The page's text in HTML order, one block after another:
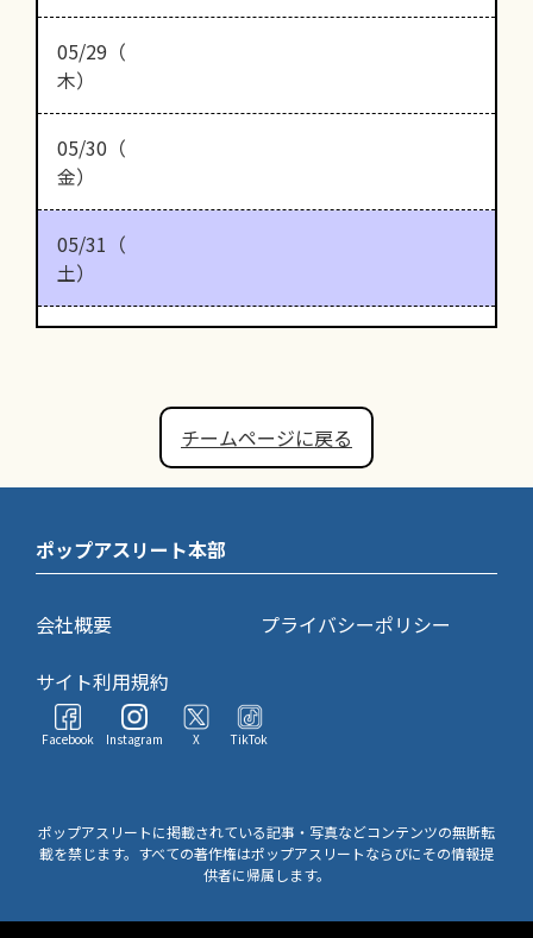
05/29（
木）
05/30（
金）
05/31（
土）
チームページに戻る
ポップアスリート本部
会社概要
プライバシーポリシー
サイト利用規約
Facebook Instagram X TikTok
ポップアスリートに掲載されている記事・写真などコンテンツの無断転
載を禁じます。すべての著作権はポップアスリートならびにその情報提
供者に帰属します。